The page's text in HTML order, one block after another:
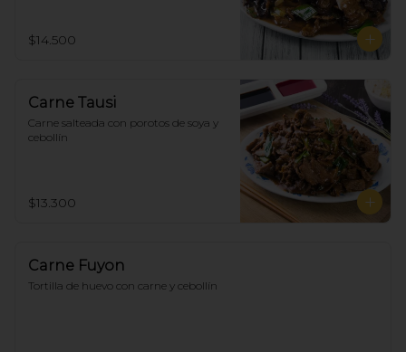
$14.500
Carne Tausi
Carne salteada con porotos de soya y
cebollín
$13.300
Carne Fuyon
Tortilla de huevo con carne y cebollín